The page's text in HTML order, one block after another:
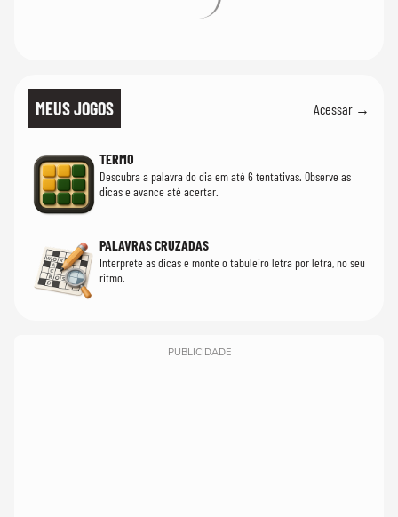
MEUS JOGOS Acessar →
TERMO
Descubra a palavra do dia em até 6 tentativas. Observe as
dicas e avance até acertar.
PALAVRAS CRUZADAS
Interprete as dicas e monte o tabuleiro letra por letra, no seu
ritmo.
PUBLICIDADE